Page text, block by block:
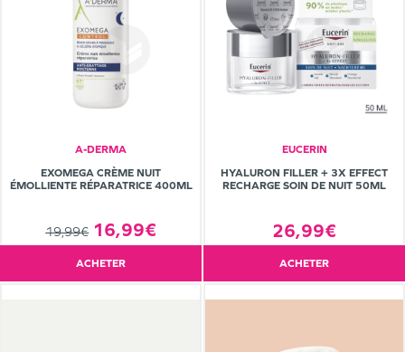
A-DERMA
EXOMEGA CRÈME NUIT
ÉMOLLIENTE RÉPARATRICE 400ML
19,99€ 16,99€
ACHETER
EUCERIN
HYALURON FILLER + 3X EFFECT
RECHARGE SOIN DE NUIT 50ML
26,99€
ACHETER